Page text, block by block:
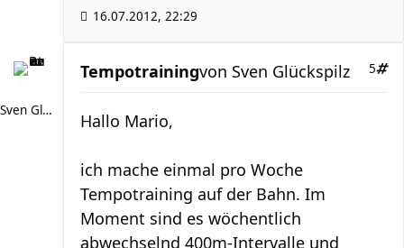
16.07.2012, 22:29
Sven Glückspilz
Tempotraining 5
von Sven Glückspilz
Hallo Mario,
ich mache einmal pro Woche
Tempotraining auf der Bahn. Im
Moment sind es wöchentlich
abwechselnd 400m-Intervalle und